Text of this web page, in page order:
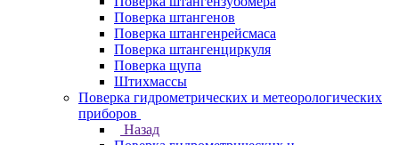
Поверка штангенов
Поверка штангенрейсмаса
Поверка штангенциркуля
Поверка щупа
Штихмассы
Поверка гидрометрических и метеорологических
приборов
Назад